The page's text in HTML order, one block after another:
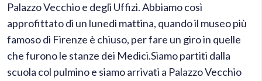
Palazzo Vecchio e degli Uffizi. Abbiamo così
approfittato di un lunedì mattina, quando il museo più
famoso di Firenze è chiuso, per fare un giro in quelle
che furono le stanze dei Medici.Siamo partiti dalla
scuola col pulmino e siamo arrivati a Palazzo Vecchio